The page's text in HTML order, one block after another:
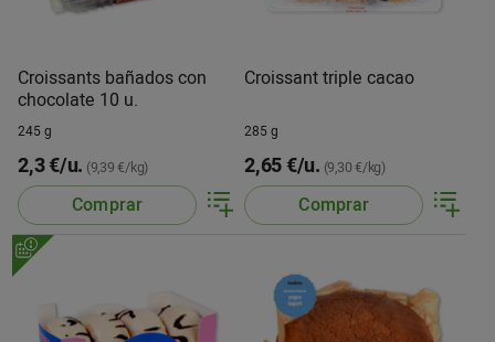
Croissants bañados con
chocolate 10 u.
245 g
2,3 €/u. (9,39 €/kg)
Comprar
Croissant triple cacao
285 g
2,65 €/u. (9,30 €/kg)
Comprar